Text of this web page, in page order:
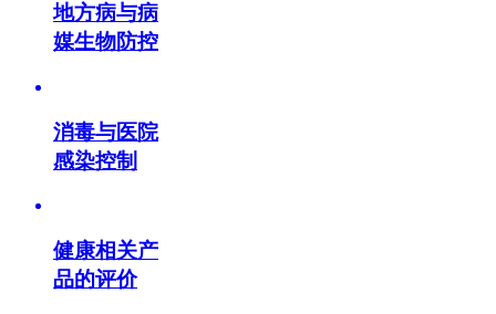
地方病与病
媒生物防控
消毒与医院
感染控制
健康相关产
品的评价